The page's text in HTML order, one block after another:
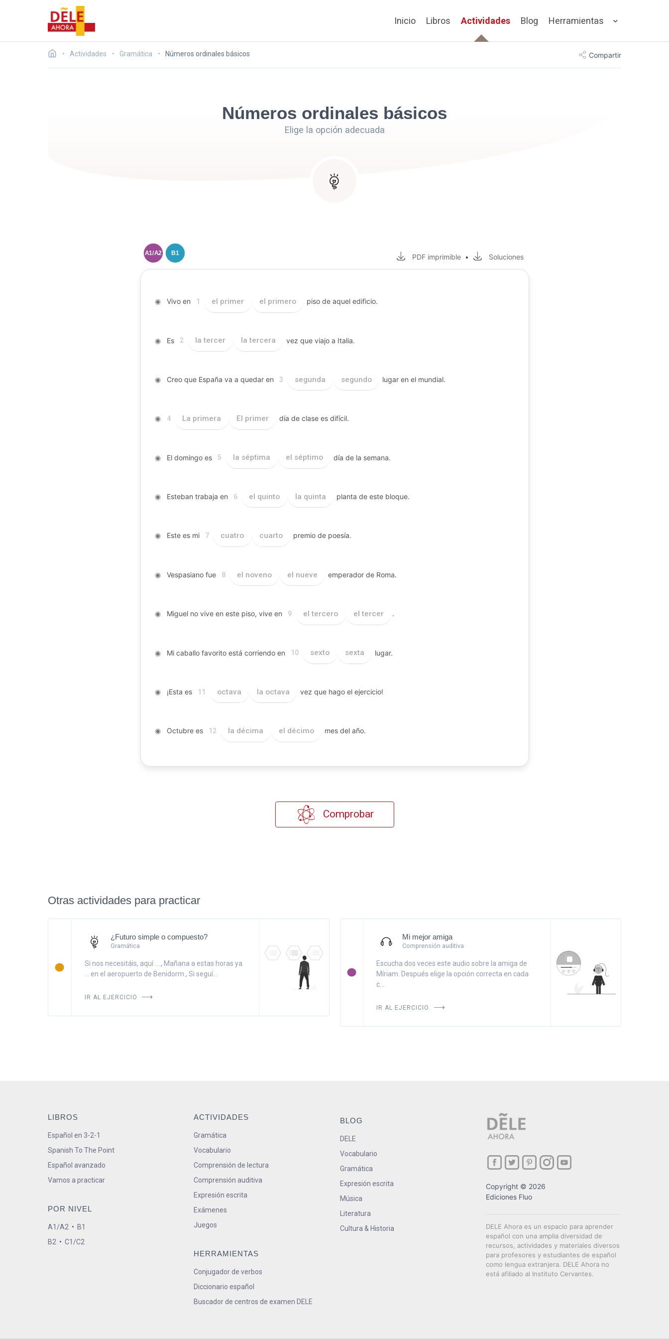
Inicio Libros Actividades Blog Herramientas
Actividades Gramática Números ordinales básicos Compartir
Números ordinales básicos
Elige la opción adecuada
A1/A2 B1 PDF imprimible • Soluciones
◉Vivo en 1 el primer el primero piso de aquel edificio.
◉Es 2 la tercer la tercera vez que viajo a Italia.
◉Creo que España va a quedar en 3 segunda segundo lugar en el mundial.
◉ 4 La primera El primer día de clase es difícil.
◉El domingo es 5 la séptima el séptimo día de la semana.
◉Esteban trabaja en 6 el quinto la quinta planta de este bloque.
◉Este es mi 7 cuatro cuarto premio de poesía.
◉Vespasiano fue 8 el noveno el nueve emperador de Roma.
◉Miguel no vive en este piso, vive en 9 el tercero el tercer .
◉Mi caballo favorito está corriendo en 10 sexto sexta lugar.
◉¡Esta es 11 octava la octava vez que hago el ejercicio!
◉Octubre es 12 la décima el décimo mes del año.
Comprobar
Otras actividades para practicar
¿Futuro simple o compuesto?
Gramática
Si nos necesitáis, aquí ...., Mañana a estas horas ya
... en el aeropuerto de Benidorm., Si seguí...
IR AL EJERCICIO
Mi mejor amiga
Comprensión auditiva
Escucha dos veces este audio sobre la amiga de
Míriam. Después elige la opción correcta en cada
c...
IR AL EJERCICIO
LIBROS
Español en 3-2-1
Spanish To The Point
Español avanzado
Vamos a practicar
POR NIVEL
A1/A2 • B1
B2 • C1/C2
ACTIVIDADES
Gramática
Vocabulario
Comprensión de lectura
Comprensión auditiva
Expresión escrita
Exámenes
Juegos
HERRAMIENTAS
Conjugador de verbos
Diccionario español
Buscador de centros de examen DELE
BLOG
DELE
Vocabulario
Gramática
Expresión escrita
Música
Literatura
Cultura & Historia
Copyright © 2026
Ediciones Fluo
DELE Ahora es un espacio para aprender
español con una amplia diversidad de
recursos, actividades y materiales diversos
para profesores y estudiantes de español
como lengua extranjera. DELE Ahora no
está afiliado al Instituto Cervantes.